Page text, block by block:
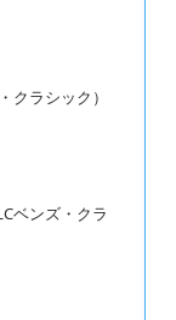
クラシック）
ベンズ・クラ